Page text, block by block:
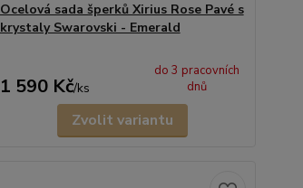
Ocelová sada šperků Xirius Rose Pavé s
krystaly Swarovski - Emerald
1 590 Kč/ks
do 3 pracovních
dnů
Zvolit variantu